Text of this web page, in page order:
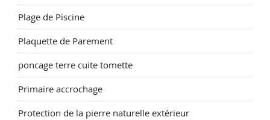
Plage de Piscine
Plaquette de Parement
poncage terre cuite tomette
Primaire accrochage
Protection de la pierre naturelle extérieur